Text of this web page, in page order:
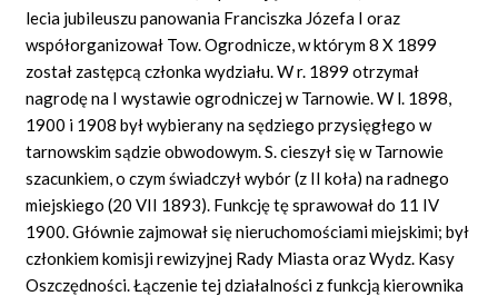
lecia jubileuszu panowania Franciszka Józefa I oraz
współorganizował Tow. Ogrodnicze, w którym 8 X 1899
został zastępcą członka wydziału. W r. 1899 otrzymał
nagrodę na I wystawie ogrodniczej w Tarnowie. W l. 1898,
1900 i 1908 był wybierany na sędziego przysięgłego w
tarnowskim sądzie obwodowym. S. cieszył się w Tarnowie
szacunkiem, o czym świadczył wybór (z II koła) na radnego
miejskiego (20 VII 1893). Funkcję tę sprawował do 11 IV
1900. Głównie zajmował się nieruchomościami miejskimi; był
członkiem komisji rewizyjnej Rady Miasta oraz Wydz. Kasy
Oszczędności. Łączenie tej działalności z funkcją kierownika